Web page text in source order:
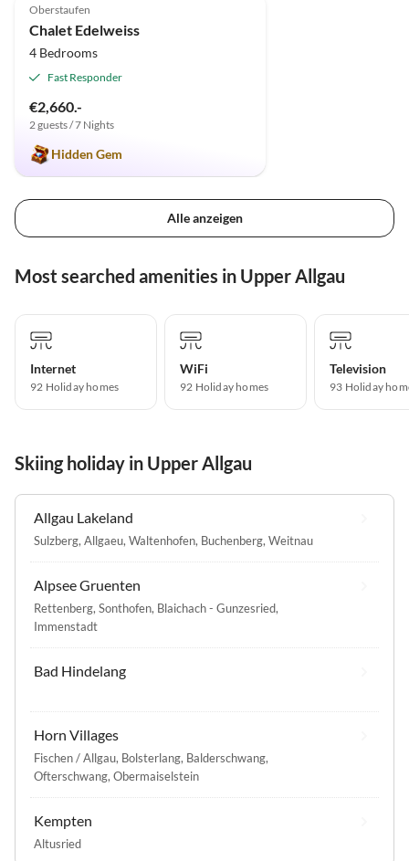
Oberstaufen
Chalet Edelweiss
4 Bedrooms
Fast Responder
€2,660.-
2 guests / 7 Nights
Hidden Gem
Alle anzeigen
Most searched amenities in Upper Allgau
Internet
92 Holiday homes
WiFi
92 Holiday homes
Television
93 Holiday
Skiing holiday in Upper Allgau
Allgau Lakeland
Sulzberg, Allgaeu, Waltenhofen, Buchenberg, Weitnau
Alpsee Gruenten
Rettenberg, Sonthofen, Blaichach - Gunzesried,
Immenstadt
Bad Hindelang
Horn Villages
Fischen / Allgau, Bolsterlang, Balderschwang,
Ofterschwang, Obermaiselstein
Kempten
Altusried